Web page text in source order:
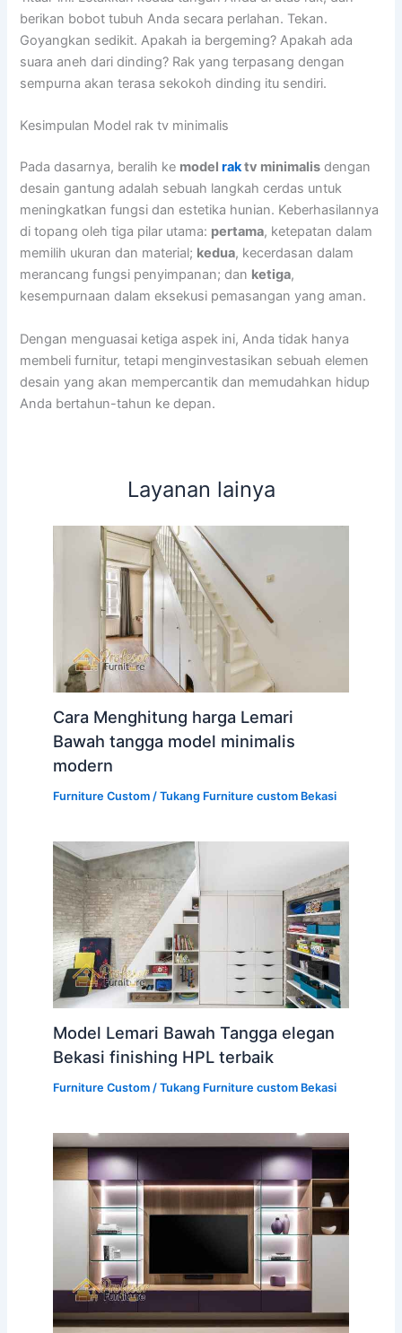
berikan bobot tubuh Anda secara perlahan. Tekan.
Goyangkan sedikit. Apakah ia bergeming? Apakah ada
suara aneh dari dinding? Rak yang terpasang dengan
sempurna akan terasa sekokoh dinding itu sendiri.
Kesimpulan Model rak tv minimalis
Pada dasarnya, beralih ke modelraktv minimalis dengan
desain gantung adalah sebuah langkah cerdas untuk
meningkatkan fungsi dan estetika hunian. Keberhasilannya
di topang oleh tiga pilar utama: pertama, ketepatan dalam
memilih ukuran dan material; kedua, kecerdasan dalam
merancang fungsi penyimpanan; dan ketiga,
kesempurnaan dalam eksekusi pemasangan yang aman.
Dengan menguasai ketiga aspek ini, Anda tidak hanya
membeli furnitur, tetapi menginvestasikan sebuah elemen
desain yang akan mempercantik dan memudahkan hidup
Anda bertahun-tahun ke depan.
Layanan lainya
Cara Menghitung harga Lemari
Bawah tangga model minimalis
modern
Furniture Custom/ Tukang Furniture custom Bekasi
Model Lemari Bawah Tangga elegan
Bekasi finishing HPL terbaik
Furniture Custom/ Tukang Furniture custom Bekasi